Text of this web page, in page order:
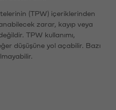
(TPW) içeriklerinden
zarar, kayıp veya
TPW kullanımı,
düşüşüne yol açabilir. Bazı